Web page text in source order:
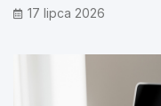
17 lipca 2026